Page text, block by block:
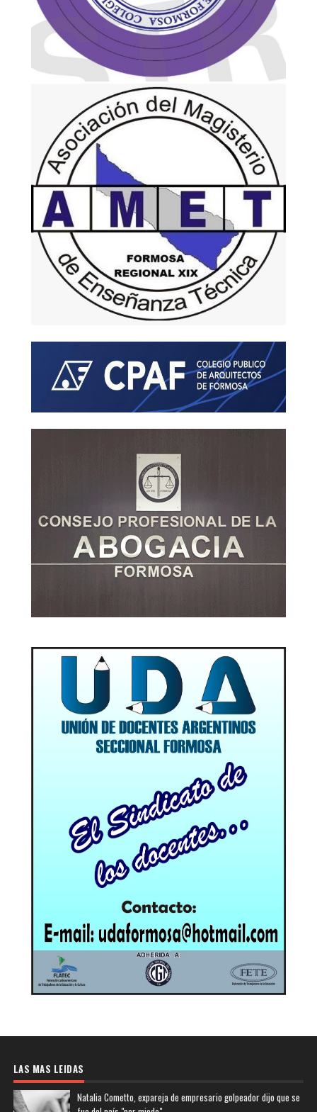
LAS MAS LEIDAS
Natalia Cometto, expareja de empresario golpeador dijo que se